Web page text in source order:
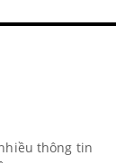
thông tin